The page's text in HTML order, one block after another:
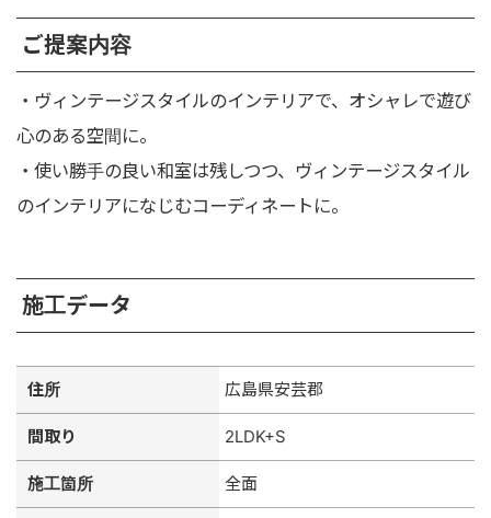
ご提案内容
・ヴィンテージスタイルのインテリアで、オシャレで遊び
心のある空間に。
・使い勝手の良い和室は残しつつ、ヴィンテージスタイル
のインテリアになじむコーディネートに。
施工データ
住所 広島県安芸郡
間取り 2LDK+S
施工箇所 全面